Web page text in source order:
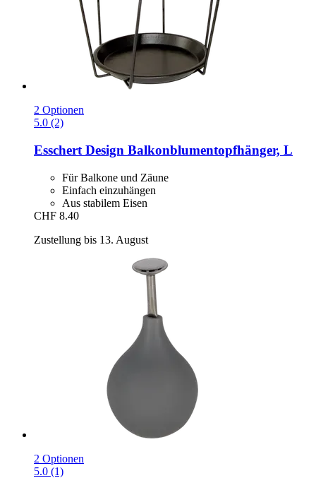
2 Optionen
5.0 (2)
Esschert Design Balkonblumentopfhänger, L
Für Balkone und Zäune
Einfach einzuhängen
Aus stabilem Eisen
CHF 8.40
Zustellung bis 13. August
2 Optionen
5.0 (1)